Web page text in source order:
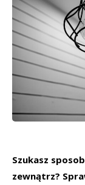
Szukasz
zewnątrz?